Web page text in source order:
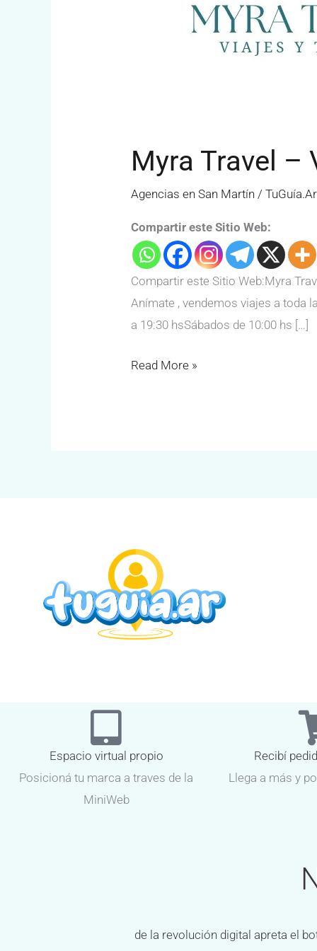
Myra Travel –
Agencias en San Martín /TuGuía.Ar
Compartir este Sitio Web:
Compartir este Sitio Web:Myra
Anímate , vendemos viajes a toda
a 19:30 hsSábados de 10:00 hs […]
Read More »
Espacio virtual propio
Posicioná tu marca a traves de la
MiniWeb
Recibí
Llega a más y
de la revolución digital apreta el